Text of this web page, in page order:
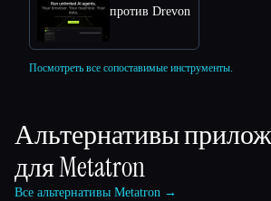
против Drevon
Посмотреть все сопоставимые инструменты.
Альтернативы
дляMetatron
Все альтернативы Metatron →